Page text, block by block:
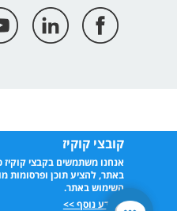
קובצי קוקיז
אנחנו משתמשים בקבצי קוקיז
באתר, להציע תוכן ופרסומות
השימוש באתר.
למידע נוסף >>